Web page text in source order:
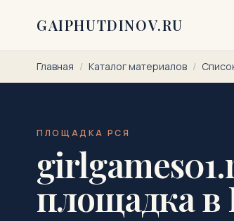
GAIPHUTDINOV.RU
Главная / Каталог материалов /
ПЛОЩАДКА РСЯ
площадка